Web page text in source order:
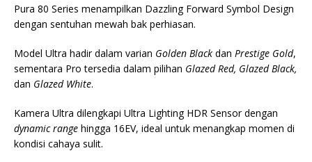
Pura 80 Series menampilkan Dazzling Forward Symbol Design
dengan sentuhan mewah bak perhiasan.
Model Ultra hadir dalam varian Golden Black dan Prestige Gold,
sementara Pro tersedia dalam pilihan Glazed Red, Glazed Black,
dan Glazed White.
Kamera Ultra dilengkapi Ultra Lighting HDR Sensor dengan
dynamic range hingga 16EV, ideal untuk menangkap momen di
kondisi cahaya sulit.